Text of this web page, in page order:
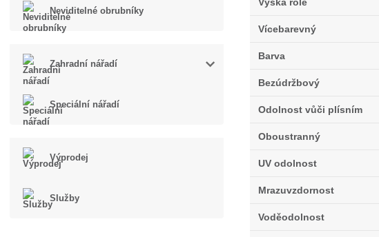
Neviditelné obrubníky
Zahradní nářadí
Speciální nářadí
Výprodej
Služby
Vícebarevný
Barva
Bezúdržbový
Odolnost vůči plísním
Oboustranný
UV odolnost
Mrazuvzdornost
Voděodolnost